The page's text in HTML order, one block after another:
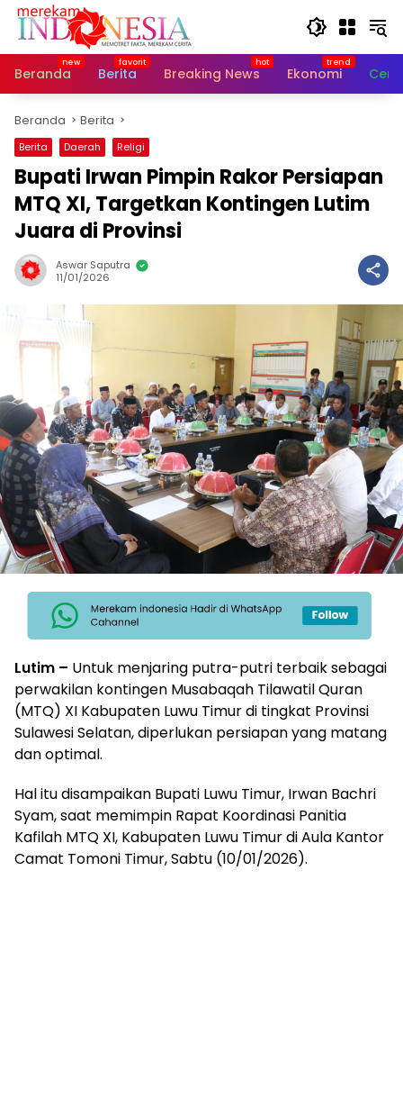
Langsung
Beranda
Berita Breaking News Ekonomi
Beranda Berita
Berita Daerah Religi
Bupati Irwan Pimpin Rakor Persiapan
MTQ XI, Targetkan Kontingen Lutim
Juara di Provinsi
Aswar Saputra
11/01/2026
Lutim – ‎Untuk menjaring putra-putri terbaik sebagai
perwakilan kontingen Musabaqah Tilawatil Quran
(MTQ) XI Kabupaten Luwu Timur di tingkat Provinsi
Sulawesi Selatan, diperlukan persiapan yang matang
dan optimal.
‎Hal itu disampaikan Bupati Luwu Timur, Irwan Bachri
Syam, saat memimpin Rapat Koordinasi Panitia
Kafilah MTQ XI, Kabupaten Luwu Timur di Aula Kantor
Camat Tomoni Timur, Sabtu (10/01/2026).